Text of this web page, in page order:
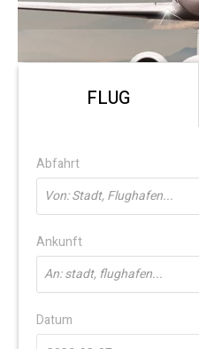
FLUG
Abfahrt
Von: Stadt, Flughafen...
Ankunft
An: stadt, flughafen...
Datum